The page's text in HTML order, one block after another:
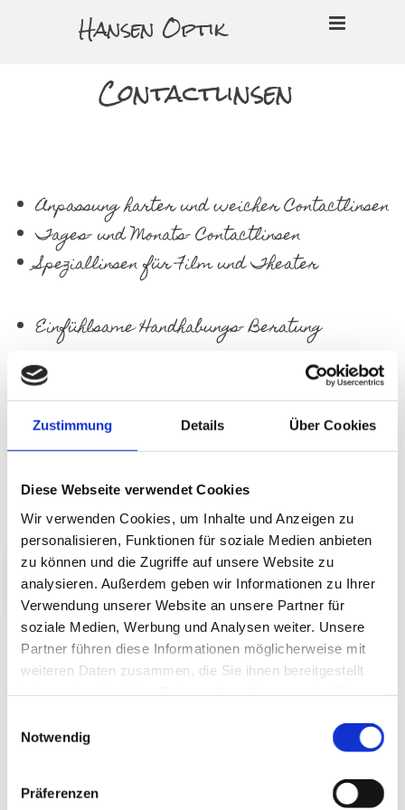
Zustimmung Details Über Cookies
Diese Webseite verwendet Cookies
Wir verwenden Cookies, um Inhalte und Anzeigen zu
personalisieren, Funktionen für soziale Medien anbieten
zu können und die Zugriffe auf unsere Website zu
analysieren. Außerdem geben wir Informationen zu Ihrer
Verwendung unserer Website an unsere Partner für
soziale Medien, Werbung und Analysen weiter. Unsere
Partner führen diese Informationen möglicherweise mit
weiteren Daten zusammen, die Sie ihnen bereitgestellt
Notwendig
Präferenzen
Zum Inhalt springen
Hansen Optik
Contactlinsen
Anpassung harter und weicher Contactlinsen
Tages- und Monats- Contactlinsen
Speziallinsen für Film und Theater
Einfühlsame Handhabungs- Beratung